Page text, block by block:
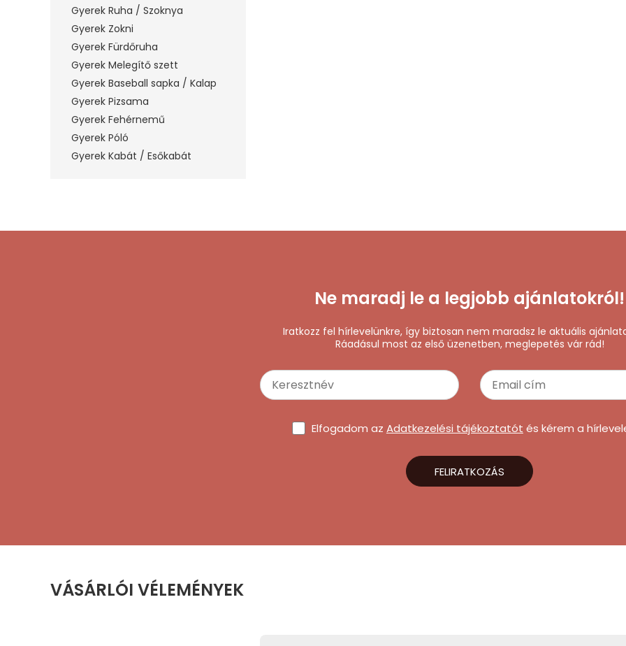
Gyerek Ruha / Szoknya
Gyerek Zokni
Gyerek Fürdőruha
Gyerek Melegítő szett
Gyerek Baseball sapka / Kalap
Gyerek Pizsama
Gyerek Fehérnemű
Gyerek Póló
Gyerek Kabát / Esőkabát
Ne maradj le a legjobb ajánlatokról!
Iratkozz fel hírlevelünkre, így biztosan nem maradsz le aktuális
Ráadásul most az első üzenetben, meglepetés vár rád!
Elfogadom az Adatkezelési tájékoztatót és kérem a
FELIRATKOZÁS
VÁSÁRLÓI VÉLEMÉNYEK